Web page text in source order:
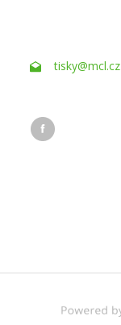
tisky@mcl.cz